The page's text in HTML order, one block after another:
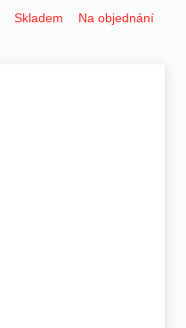
Skladem Na objednání